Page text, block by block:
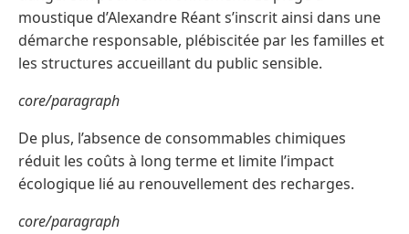
moustique d’Alexandre Réant s’inscrit ainsi dans une
démarche responsable, plébiscitée par les familles et
les structures accueillant du public sensible.
core/paragraph
De plus, l’absence de consommables chimiques
réduit les coûts à long terme et limite l’impact
écologique lié au renouvellement des recharges.
core/paragraph